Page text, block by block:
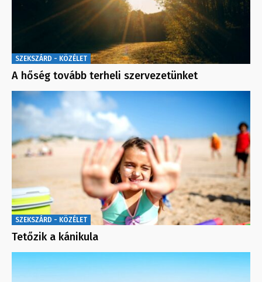
SZEKSZÁRD - KÖZÉLET
A hőség tovább terheli szervezetünket
SZEKSZÁRD - KÖZÉLET
Tetőzik a kánikula